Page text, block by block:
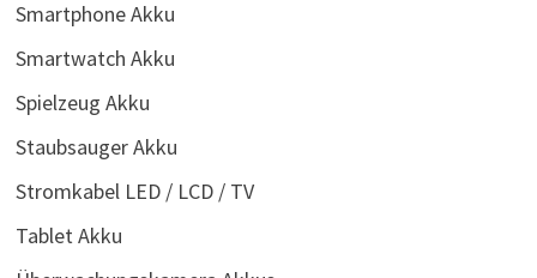
Smartphone Akku
Smartwatch Akku
Spielzeug Akku
Staubsauger Akku
Stromkabel LED / LCD / TV
Tablet Akku